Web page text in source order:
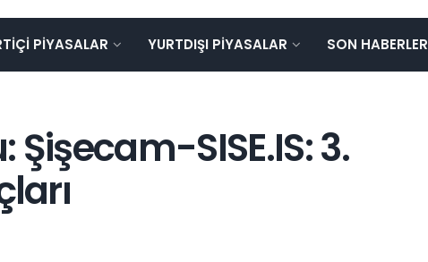
PIYASALAR YURTDIŞI PIYASALAR SON HABERLER
Şişecam-SISE.IS: 3.